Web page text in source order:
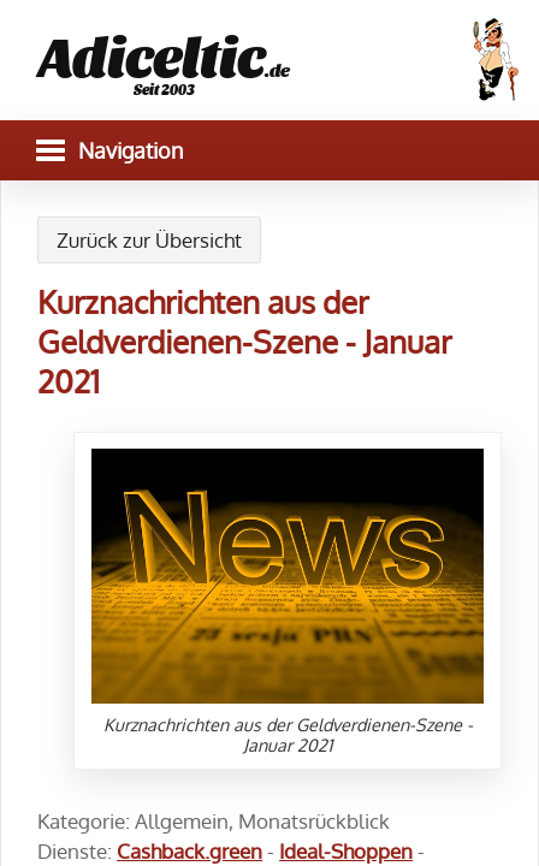
Adiceltic.de
Seit 2003
Zurück zur Übersicht
Kurznachrichten aus der
Geldverdienen-Szene - Januar
2021
Kurznachrichten aus der Geldverdienen-Szene -
Januar 2021
Kategorie: Allgemein, Monatsrückblick
Dienste: Cashback.green- Ideal-Shoppen-